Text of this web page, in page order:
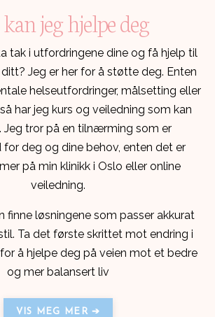
jeg hjelpe deg
tak i utfordringene dine og få hjelp til
Jeg er her for å støtte deg. Enten
helseutfordringer, målsetting eller
har jeg kurs og veiledning som kan
Jeg tror på en tilnærming som er
for deg og dine behov, enten det er
på min klinikk i Oslo eller online
veiledning.
finne løsningene som passer akkurat
Ta det første skrittet mot endring i
å hjelpe deg på veien mot et bedre
og mer balansert liv
VIS MEG MER ➔